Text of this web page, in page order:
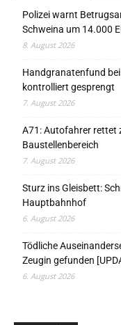
Polizei warnt
Schweina um 14.000
8. August 2026
Handgranatenfund
kontrolliert gesprengt
7. August 2026
A71: Autofahrer rettet
Baustellenbereich
7. August 2026
Sturz ins Gleisbett:
Hauptbahnhof
6. August 2026
Tödliche
Zeugin gefunden
6. August 2026